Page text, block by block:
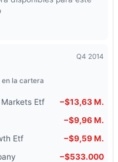
Q4 2014
en la cartera
Etf
−$13,63 M.
−$9,96 M.
Etf
−$9,59 M.
−$533.000